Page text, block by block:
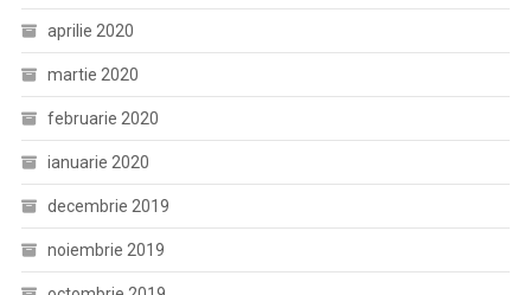
aprilie 2020
martie 2020
februarie 2020
ianuarie 2020
decembrie 2019
noiembrie 2019